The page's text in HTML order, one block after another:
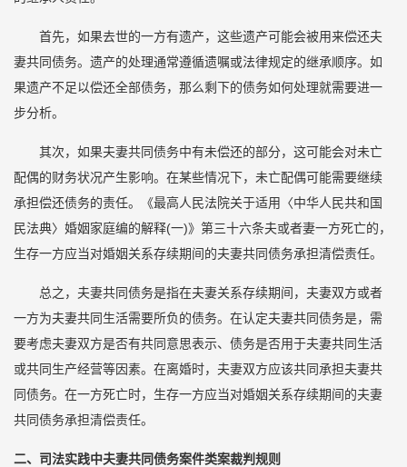
首先，如果去世的一方有遗产，这些遗产可能会被用来偿还夫
妻共同债务。遗产的处理通常遵循遗嘱或法律规定的继承顺序。如
果遗产不足以偿还全部债务，那么剩下的债务如何处理就需要进一
步分析。
其次，如果夫妻共同债务中有未偿还的部分，这可能会对未亡
配偶的财务状况产生影响。在某些情况下，未亡配偶可能需要继续
承担偿还债务的责任。《最高人民法院关于适用〈中华人民共和国
民法典〉婚姻家庭编的解释(一)》第三十六条夫或者妻一方死亡的，
生存一方应当对婚姻关系存续期间的夫妻共同债务承担清偿责任。
总之，夫妻共同债务是指在夫妻关系存续期间，夫妻双方或者
一方为夫妻共同生活需要所负的债务。在认定夫妻共同债务是，需
要考虑夫妻双方是否有共同意思表示、债务是否用于夫妻共同生活
或共同生产经营等因素。在离婚时，夫妻双方应该共同承担夫妻共
同债务。在一方死亡时，生存一方应当对婚姻关系存续期间的夫妻
共同债务承担清偿责任。
二、司法实践中夫妻共同债务案件类案裁判规则